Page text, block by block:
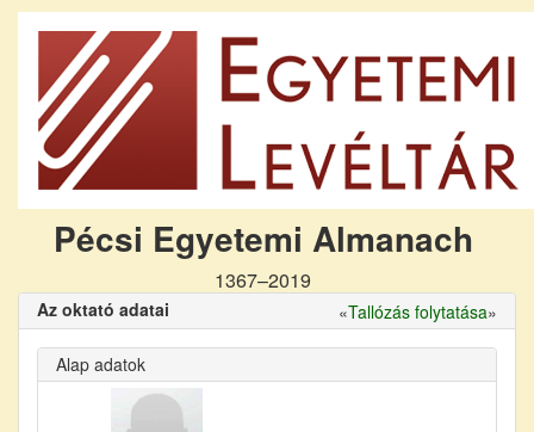
Pécsi Egyetemi Almanach
1367–2019
Az oktató adatai «Tallózás folytatása»
Alap adatok